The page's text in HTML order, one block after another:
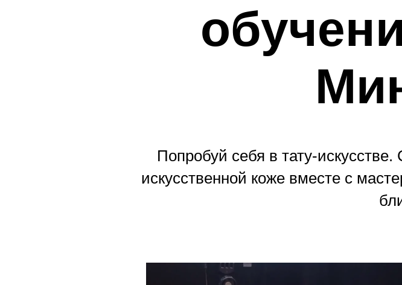
Попробуй себя в тату-
искусственной коже вместе с